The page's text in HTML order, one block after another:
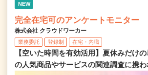
NEW
完全在宅可のアンケートモニター
株式会社 クラウドワーカー
業務委託 登録制 在宅・内職
【空いた時間を有効活用】夏休みだけ
の人気商品やサービスの関連調査に携わ